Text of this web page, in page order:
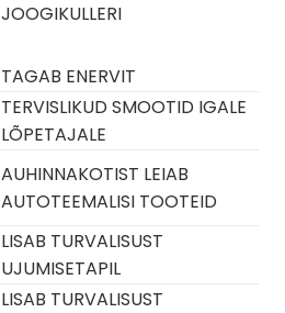
JOOGIKULLERI
TAGAB ENERVIT
TERVISLIKUD SMOOTID IGALE
LÕPETAJALE
AUHINNAKOTIST LEIAB
AUTOTEEMALISI TOOTEID
LISAB TURVALISUST
UJUMISETAPIL
LISAB TURVALISUST